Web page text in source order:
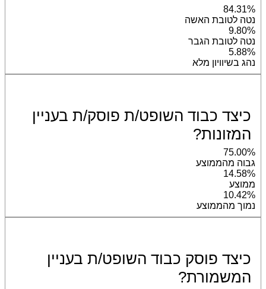
84.31%
נטה לטובת האשה
9.80%
נטה לטובת הגבר
5.88%
נהג בשיוויון מלא
כיצד כבוד השופט/ת פוסק/ת בעניין
המזונות?
75.00%
גבוה מהממוצע
14.58%
ממוצע
10.42%
נמוך מהממוצע
כיצד פוסק כבוד השופט/ת בעניין
המשמורת?